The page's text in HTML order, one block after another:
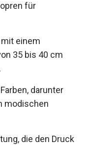
für
einem
35 bis 40 cm
darunter
modischen
die den Druck